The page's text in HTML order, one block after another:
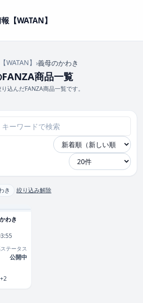
【WATAN】
WATAN】 ›義母のかわき
商品一覧
込んだFANZA商品一覧です。
き 絞り込み解除
わき
テータス
公開中
+2